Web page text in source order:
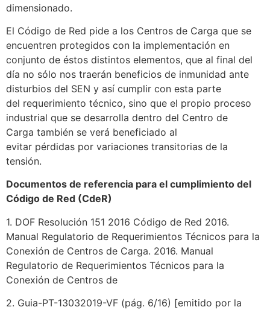
dimensionado.
El Código de Red pide a los Centros de Carga que se
encuentren protegidos con la implementación en
conjunto de éstos distintos elementos, que al final del
día no sólo nos traerán beneficios de inmunidad ante
disturbios del SEN y así cumplir con esta parte
del requerimiento técnico, sino que el propio proceso
industrial que se desarrolla dentro del Centro de
Carga también se verá beneficiado al
evitar pérdidas por variaciones transitorias de la
tensión.
Documentos de referencia para el cumplimiento del
Código de Red (CdeR)
1. DOF Resolución 151 2016 Código de Red 2016.
Manual Regulatorio de Requerimientos Técnicos para la
Conexión de Centros de Carga. 2016. Manual
Regulatorio de Requerimientos Técnicos para la
Conexión de Centros de
2. Guia-PT-13032019-VF (pág. 6/16) [emitido por la